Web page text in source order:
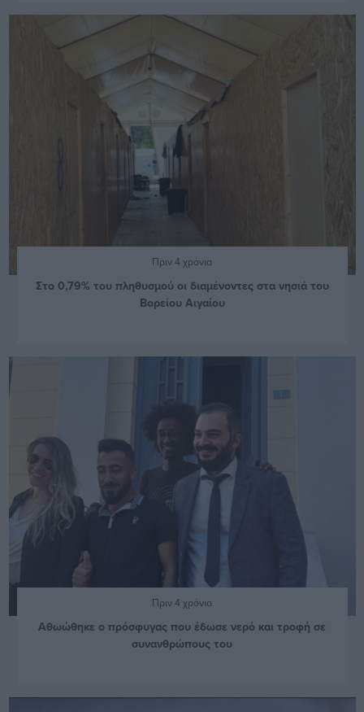
Πριν 4 χρόνια
Στο 0,79% του πληθυσμού οι διαμένοντες στα νησιά του
Βορείου Αιγαίου
Πριν 4 χρόνια
Αθωώθηκε ο πρόσφυγας που έδωσε νερό και τροφή σε
συνανθρώπους του